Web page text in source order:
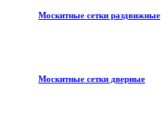
Москитные сетки раздвижные
Москитные сетки дверные